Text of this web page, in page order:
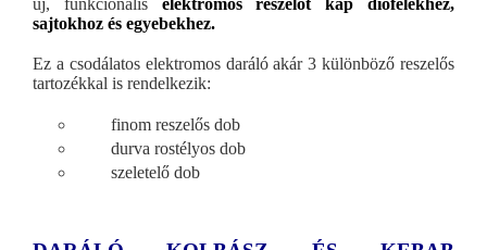
új, funkcionális elektromos reszelőt kap diófélékhez,
sajtokhoz és egyebekhez.
Ez a csodálatos elektromos daráló akár 3 különböző reszelős
tartozékkal is rendelkezik:
finom reszelős dob
durva rostélyos dob
szeletelő dob